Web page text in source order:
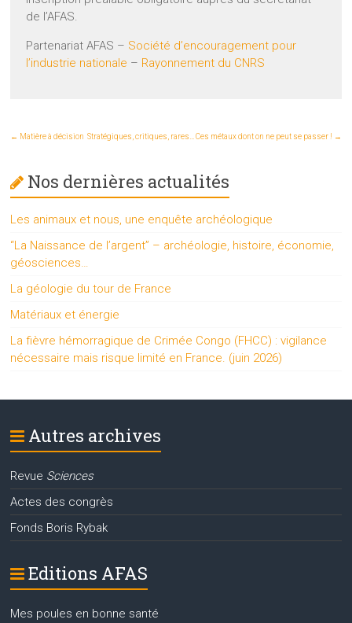
de l’AFAS.
Partenariat AFAS – Société d’encouragement pour
l’industrie nationale – Rayonnement du CNRS
← Matière à décision Stratégiques, critiques, rares… Ces métaux dont on ne peut se passer ! →
Nos dernières actualités
Les animaux et nous, une enquête archéologique
“La Naissance de l’argent” – archéologie, histoire, économie,
géosciences…
La géologie du tour de France
Matériaux et énergie
La fièvre hémorragique de Crimée Congo (FHCC) : vigilance
nécessaire mais risque limité en France. (juin 2026)
Autres archives
Revue Sciences
Actes des congrès
Fonds Boris Rybak
Editions AFAS
Mes poules en bonne santé